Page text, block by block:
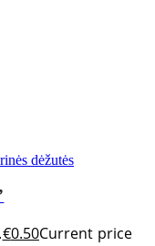
dėžutės
€0.50Current price